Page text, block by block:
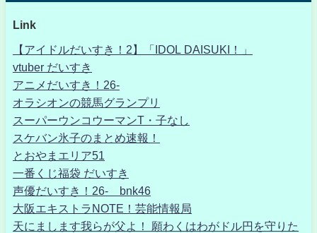
Link
【アイドルだいすき！2】「IDOL DAISUKI！」
vtuber だいすき
アニメだいすき！26-
オラシオンの競馬グランプリ
スーパーウンコウーマンT・子なし
スケバン氷子のまとめ速報！
とおやまエリア51
一番くじ福袋 だいすき
声優だいすき！26- bnk46
大阪エキストラNOTE！芸能情報局
天にまします我らが父よ！ 願わくはわがドル円を守りた